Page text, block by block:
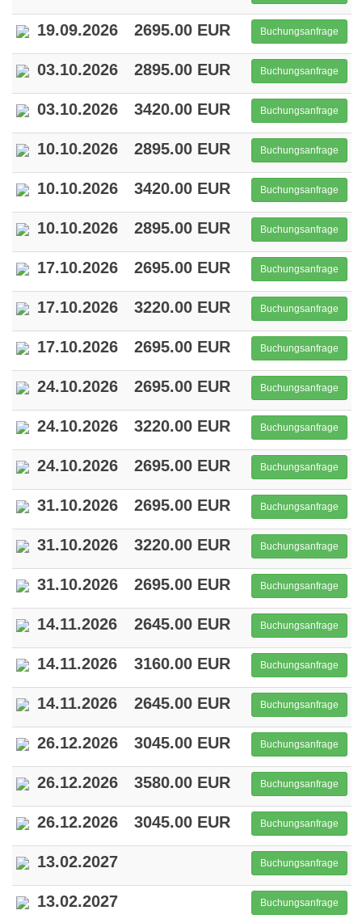
19.09.2026 2695.00 EUR Buchungsanfrage
03.10.2026 2895.00 EUR Buchungsanfrage
03.10.2026 3420.00 EUR Buchungsanfrage
10.10.2026 2895.00 EUR Buchungsanfrage
10.10.2026 3420.00 EUR Buchungsanfrage
10.10.2026 2895.00 EUR Buchungsanfrage
17.10.2026 2695.00 EUR Buchungsanfrage
17.10.2026 3220.00 EUR Buchungsanfrage
17.10.2026 2695.00 EUR Buchungsanfrage
24.10.2026 2695.00 EUR Buchungsanfrage
24.10.2026 3220.00 EUR Buchungsanfrage
24.10.2026 2695.00 EUR Buchungsanfrage
31.10.2026 2695.00 EUR Buchungsanfrage
31.10.2026 3220.00 EUR Buchungsanfrage
31.10.2026 2695.00 EUR Buchungsanfrage
14.11.2026 2645.00 EUR Buchungsanfrage
14.11.2026 3160.00 EUR Buchungsanfrage
14.11.2026 2645.00 EUR Buchungsanfrage
26.12.2026 3045.00 EUR Buchungsanfrage
26.12.2026 3580.00 EUR Buchungsanfrage
26.12.2026 3045.00 EUR Buchungsanfrage
13.02.2027 Buchungsanfrage
13.02.2027 Buchungsanfrage